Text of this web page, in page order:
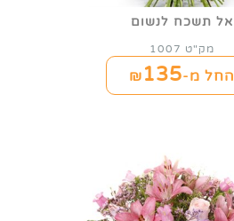
אל תשכח לנשום
מק"ט 1007
החל מ-₪135